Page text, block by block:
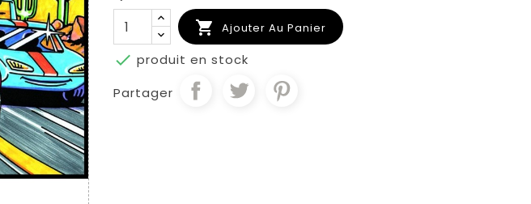
 Ajouter Au Panier
 produit en stock
Partager